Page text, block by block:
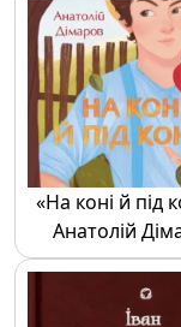
«На коні й під
Анатолій